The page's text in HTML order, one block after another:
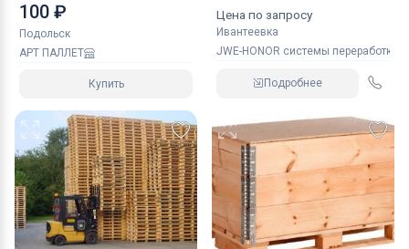
100 ₽
Подольск
АРТ ПАЛЛЕТ
Купить
Цена по запросу
Ивантеевка
JWE-HONOR системы переработки
Подробнее